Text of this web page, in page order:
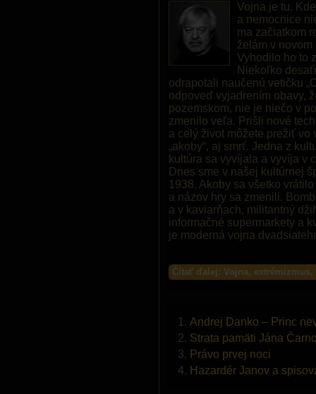
Vojna je tu.
a nemocnice
ma začiatkom
želám v novom
Vyhodilo ho to
Niekoľko
odrapotali naučenú vetičku
odpoveď vyjadrením obavy,
pozemskom, nie je niečo v
zmenilo veľa. Prišli nové
a celý život môžete prežiť vo
„akoby“, aj smrť. Jedna z
kultúra sa vyvíjala a vyvíja v
Dnes sme v našej kultúrnej
1938. Akoby sa všetko
a názov hry sa zmenili.
a v kaviarňach, militantný
informačné supermarkety a
je moderná vojna
Čítať ďalej: Vojna,
Andrej Danko – Princ
Strata pamäti Jána
Právo prvej noci
Hazardér Janov a